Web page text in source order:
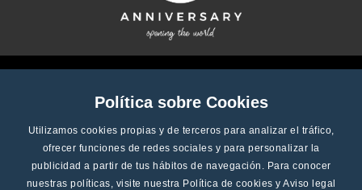
Política sobre Cookies
Utilizamos cookies propias y de terceros para analizar el tráfico,
ofrecer funciones de redes sociales y para personalizar la
publicidad a partir de tus hábitos de navegación. Para conocer
nuestras políticas, visite nuestra Política de cookies y Aviso legal